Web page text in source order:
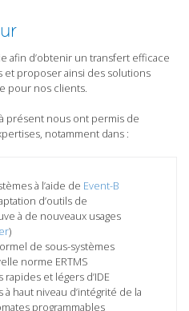
afin d’obtenir un transfert efficace
proposer ainsi des solutions
pour nos clients.
présent nous ont permis de
notamment dans :
à l’aide de Event-B
d’outils de
à de nouveaux usages
)
de sous-systèmes
norme ERTMS
et légers d’IDE
haut niveau d’intégrité de la
programmables